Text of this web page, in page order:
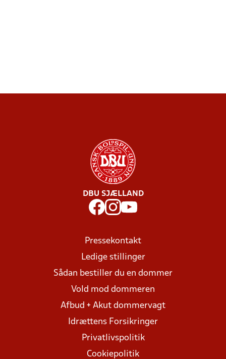
DBU SJÆLLAND
Pressekontakt
Ledige stillinger
Sådan bestiller du en dommer
Vold mod dommeren
Afbud + Akut dommervagt
Idrættens Forsikringer
Privatlivspolitik
Cookiepolitik